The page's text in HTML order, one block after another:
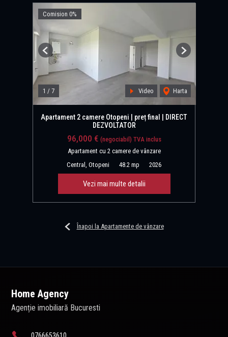
Comision 0%
1 / 7 Video Harta
Previous Next
Apartament 2 camere Otopeni | preț final | DIRECT
DEZVOLTATOR
96,000 € (negociabil) TVA inclus
Apartament cu 2 camere de vânzare
Central, Otopeni
48.2 mp 2026
Vezi mai multe detalii
Înapoi la Apartamente de vânzare
Home Agency
Agenție imobiliară Bucuresti